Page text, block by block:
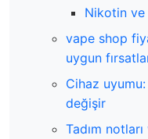
Nikotin ve
vape shop
uygun
Cihaz
değişir
Tadım